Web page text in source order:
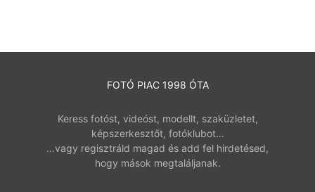
FOTÓ PIAC 1998 ÓTA
Keress fotóst, videóst, modellt, szaküzletet,
képszerkesztőt, fotóklubot…
…vagy regisztráld magad és add fel hirdetésed,
hogy mások megtaláljanak.